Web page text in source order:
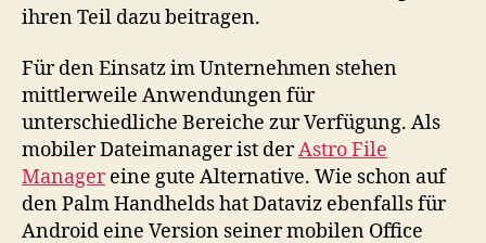
ihren Teil dazu beitragen.
Für den Einsatz im Unternehmen stehen
mittlerweile Anwendungen für
unterschiedliche Bereiche zur Verfügung. Als
mobiler Dateimanager ist derAstro File
Managereine gute Alternative. Wie schon auf
den Palm Handhelds hat Dataviz ebenfalls für
Android eine Version seiner mobilen Office